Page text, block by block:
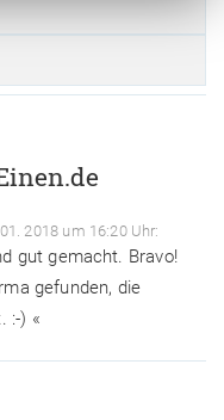
2018 um 16:20 Uhr:
gut gemacht. Bravo!
gefunden, die
:-) «